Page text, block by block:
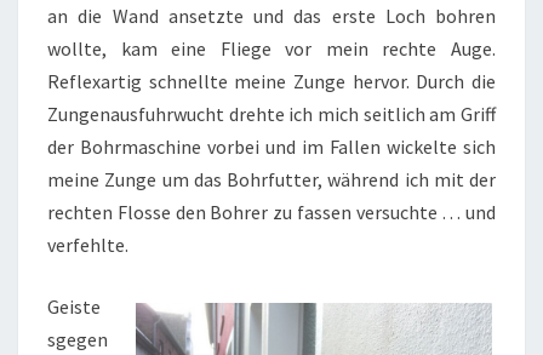
an die Wand ansetzte und das erste Loch bohren
wollte, kam eine Fliege vor mein rechte Auge.
Reflexartig schnellte meine Zunge hervor. Durch die
Zungenausfuhrwucht drehte ich mich seitlich am Griff
der Bohrmaschine vorbei und im Fallen wickelte sich
meine Zunge um das Bohrfutter, während ich mit der
rechten Flosse den Bohrer zu fassen versuchte … und
verfehlte.
Geiste
sgegen